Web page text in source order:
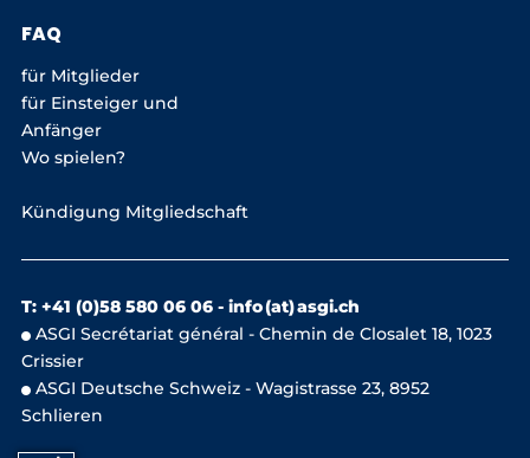
FAQ
für Mitglieder
für Einsteiger und
Anfänger
Wo spielen?
Kündigung Mitgliedschaft
T: +41 (0)58 580 06 06 - info (at) asgi.ch
ASGI Secrétariat général - Chemin de Closalet 18, 1023
Crissier
ASGI Deutsche Schweiz - Wagistrasse 23, 8952
Schlieren